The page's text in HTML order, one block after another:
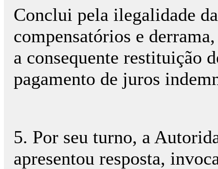
Conclui pela ilegalidade
compensatórios e
a consequente restituição
pagamento de juros
5. Por seu turno, a
apresentou resposta,